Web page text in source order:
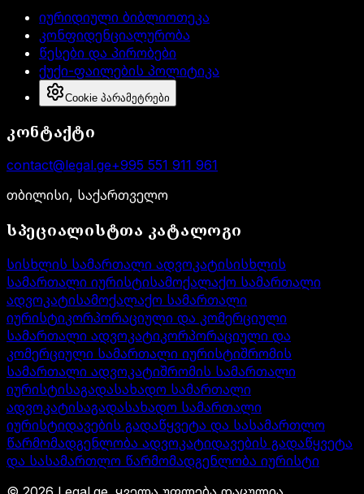
იურიდიული ბიბლიოთეკა
კონფიდენციალურობა
წესები და პირობები
ქუქი-ფაილების პოლიტიკა
Cookie პარამეტრები
კონტაქტი
contact@legal.ge+995 551 911 961
თბილისი, საქართველო
სპეციალისტთა კატალოგი
სისხლის სამართალი ადვოკატისისხლის
სამართალი იურისტისამოქალაქო სამართალი
ადვოკატისამოქალაქო სამართალი
იურისტიკორპორაციული და კომერციული
სამართალი ადვოკატიკორპორაციული და
კომერციული სამართალი იურისტიშრომის
სამართალი ადვოკატიშრომის სამართალი
იურისტისაგადასახადო სამართალი
ადვოკატისაგადასახადო სამართალი
იურისტიდავების გადაწყვეტა და სასამართლო
წარმომადგენლობა ადვოკატიდავების გადაწყვეტა
და სასამართლო წარმომადგენლობა იურისტი